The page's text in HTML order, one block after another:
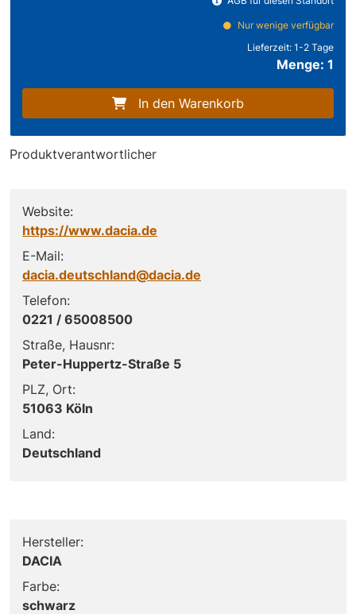
Nur wenige verfügbar
Lieferzeit: 1-2 Tage
Menge: 1
In den Warenkorb
Produktverantwortlicher
Website:
https://www.dacia.de
E-Mail:
dacia.deutschland@dacia.de
Telefon:
0221 / 65008500
Straße, Hausnr:
Peter-Huppertz-Straße 5
PLZ, Ort:
51063 Köln
Land:
Deutschland
Hersteller:
DACIA
Farbe:
schwarz